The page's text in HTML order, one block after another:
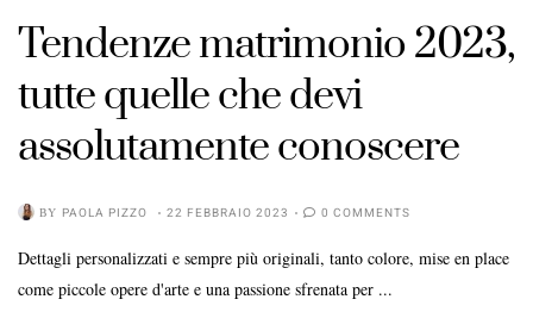
Tendenze matrimonio 2023,
tutte quelle che devi
assolutamente conoscere
BY PAOLA PIZZO 22 FEBBRAIO 2023 0 COMMENTS
Dettagli personalizzati e sempre più originali, tanto colore, mise en place
come piccole opere d'arte e una passione sfrenata per ...